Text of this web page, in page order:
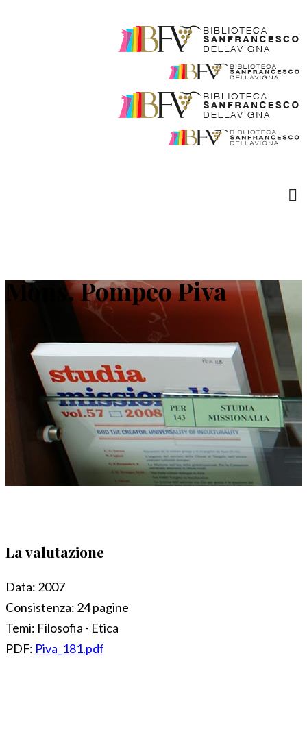
Mons. Pompeo Piva
La valutazione
Data: 2007
Consistenza: 24 pagine
Temi: Filosofia - Etica
PDF: Piva_181.pdf